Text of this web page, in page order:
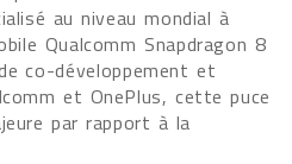
au niveau mondial à
Qualcomm Snapdragon 8
co-développement et
et OnePlus, cette puce
par rapport à la